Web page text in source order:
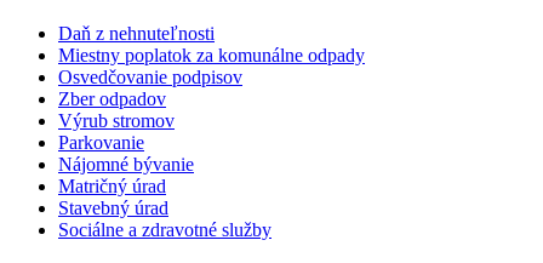
Daň z nehnuteľnosti
Miestny poplatok za komunálne odpady
Osvedčovanie podpisov
Zber odpadov
Výrub stromov
Parkovanie
Nájomné bývanie
Matričný úrad
Stavebný úrad
Sociálne a zdravotné služby